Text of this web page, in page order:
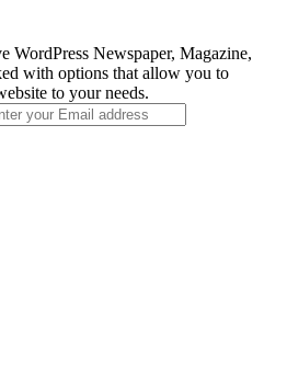
WordPress Newspaper, Magazine,
with options that allow you to
to your needs.